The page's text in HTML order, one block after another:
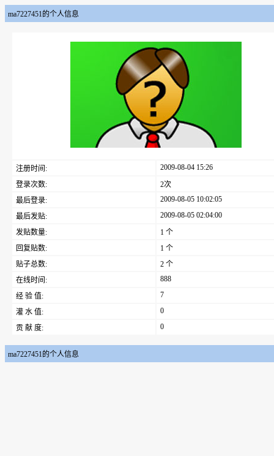
ma7227451的个人信息
注册时间:
2009-08-04 15:26
登录次数:
2次
最后登录:
2009-08-05 10:02:05
最后发贴:
2009-08-05 02:04:00
发贴数量:
1 个
回复贴数:
1 个
贴子总数:
2 个
在线时间:
888
经 验 值:
7
灌 水 值:
0
贡 献 度:
0
ma7227451的个人信息